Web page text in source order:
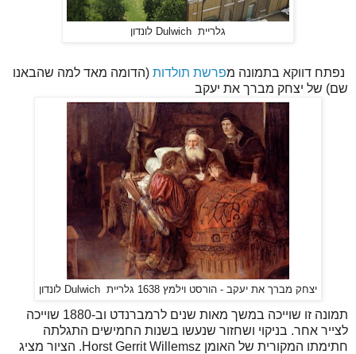
גלריית Dulwich לונדון
נפתח דווקא בתמונה מפרשת תולדות (הדומה מאד למה שהבאנו
שם) של יצחק מברך את יעקב
יצחק מברך את יעקב - הורסט וילמץ 1638 גלריית Dulwich לונדון
תמונה זו שוייכה במשך מאות שנים לרמברנדט וב-1880 שוייכה
לצייר אחר. בניקוי ושחזור שנעשו בשנות החמישים התגלתה
חתימתו המקורית של האומן Horst Gerrit Willemsz. הציור מציג